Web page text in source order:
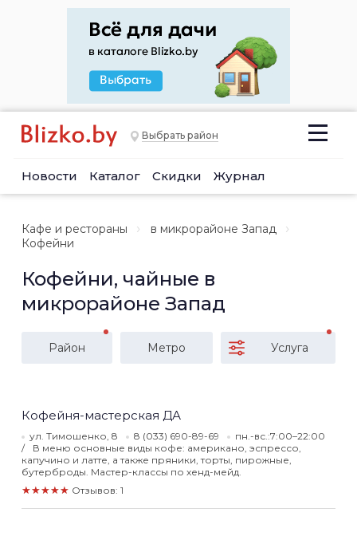
Выбрать район
Новости Каталог Скидки Журнал
Кафе и рестораны
в микрорайоне Запад
Кофейни
Кофейни, чайные в
микрорайоне Запад
Район Метро Услуга
Кофейня-мастерская ДА
ул. Тимошенко, 8 8 (033) 690-89-69
пн.-вс.:7:00–22:00
В меню основные виды кофе: американо, эспрессо,
капучино и латте, а также пряники, торты, пирожные,
бутерброды. Мастер-классы по хенд-мейд.
★★★★★ Отзывов: 1